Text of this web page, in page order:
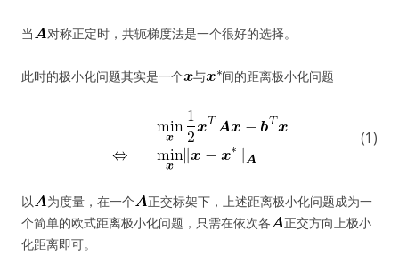
当 对称正定时，共轭梯度法是一个很好的选择。
此时的极小化问题其实是一个 与 间的距离极小化问题
(1)
以 为度量，在一个
正交标架下，上述距离极小化问题成为一
个简单的欧式距离极小化问题，只需在依次各
正交方向上极小
化距离即可。